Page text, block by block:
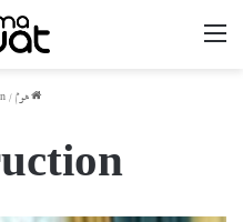
ھوم/